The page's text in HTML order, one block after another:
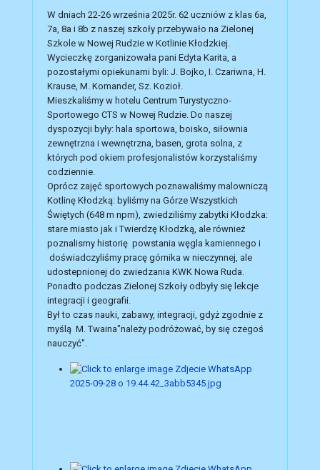
W dniach 22-26 września 2025r. 62 uczniów z klas 6a,
7a, 8a i 8b z naszej szkoły przebywało na Zielonej
Szkole w Nowej Rudzie w Kotlinie Kłodzkiej.
Wycieczkę zorganizowała pani Edyta Karita, a
pozostałymi opiekunami byli: J. Bojko, I. Czariwna, H.
Krause, M. Komander, Sz. Kozioł.
Mieszkaliśmy w hotelu Centrum Turystyczno-
Sportowego CTS w Nowej Rudzie. Do naszej
dyspozycji były: hala sportowa, boisko, siłownia
zewnętrzna i wewnętrzna, basen, grota solna, z
których pod okiem profesjonalistów korzystaliśmy
codziennie.
Oprócz zajęć sportowych poznawaliśmy malowniczą
Kotlinę Kłodzką: byliśmy na Górze Wszystkich
Świętych (648 m npm), zwiedziliśmy zabytki Kłodzka:
stare miasto jak i Twierdzę Kłodzką, ale również
poznalismy historię powstania węgla kamiennego i
doświadczyliśmy pracę górnika w nieczynnej, ale
udostepnionej do zwiedzania KWK Nowa Ruda.
Ponadto podczas Zielonej Szkoły odbyły się lekcje
integracji i geografii.
Był to czas nauki, zabawy, integracji, gdyż zgodnie z
myślą M. Twaina"należy podróżować, by się czegoś
nauczyć".